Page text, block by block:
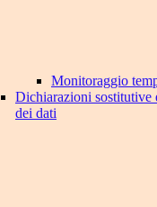
Monitoraggio
Dichiarazioni
dei dati